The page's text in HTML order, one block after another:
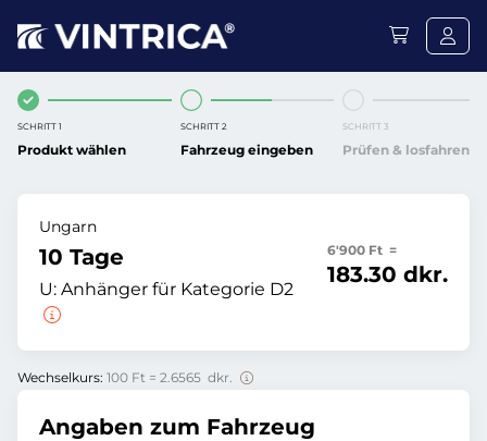
SCHRITT 1
Produkt wählen
SCHRITT 2
Fahrzeug eingeben
SCHRITT 3
Prüfen & losfahren
Ungarn
10 Tage
U: Anhänger für Kategorie D2
6'900 Ft =
183.30 dkr.
Wechselkurs: 100 Ft = 2.6565 dkr.
Angaben zum Fahrzeug